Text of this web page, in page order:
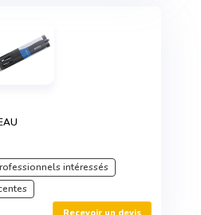
intéressés